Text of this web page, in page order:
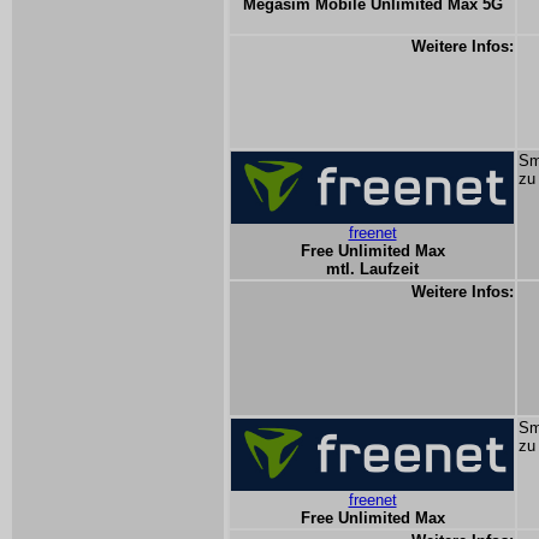
Megasim Mobile Unlimited Max 5G
Weitere Infos:
freenet
Free Unlimited Max
mtl. Laufzeit
zu
Weitere Infos:
freenet
Free Unlimited Max
zu